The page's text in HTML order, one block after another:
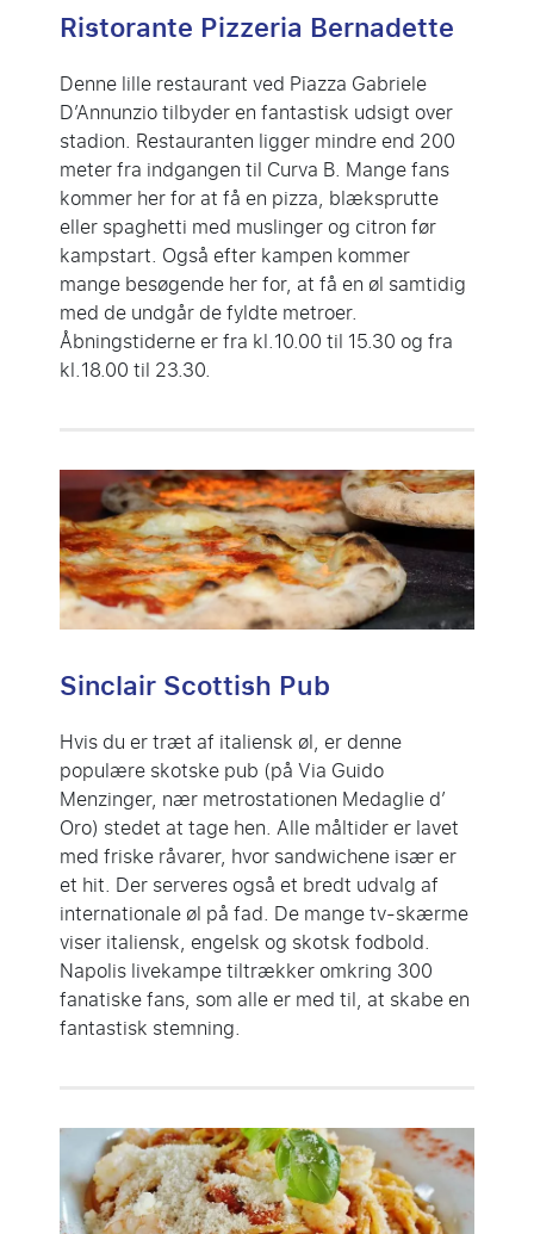
Ristorante Pizzeria Bernadette
Denne lille restaurant ved Piazza Gabriele
D’Annunzio tilbyder en fantastisk udsigt over
stadion. Restauranten ligger mindre end 200
meter fra indgangen til Curva B. Mange fans
kommer her for at få en pizza, blæksprutte
eller spaghetti med muslinger og citron før
kampstart. Også efter kampen kommer
mange besøgende her for, at få en øl samtidig
med de undgår de fyldte metroer.
Åbningstiderne er fra kl.10.00 til 15.30 og fra
kl.18.00 til 23.30.
Sinclair Scottish Pub
Hvis du er træt af italiensk øl, er denne
populære skotske pub (på Via Guido
Menzinger, nær metrostationen Medaglie d’
Oro) stedet at tage hen. Alle måltider er lavet
med friske råvarer, hvor sandwichene især er
et hit. Der serveres også et bredt udvalg af
internationale øl på fad. De mange tv-skærme
viser italiensk, engelsk og skotsk fodbold.
Napolis livekampe tiltrækker omkring 300
fanatiske fans, som alle er med til, at skabe en
fantastisk stemning.